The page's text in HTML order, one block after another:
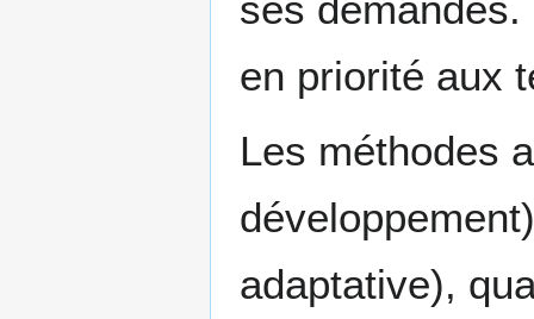
en priorité aux
Les méthodes
adaptative),